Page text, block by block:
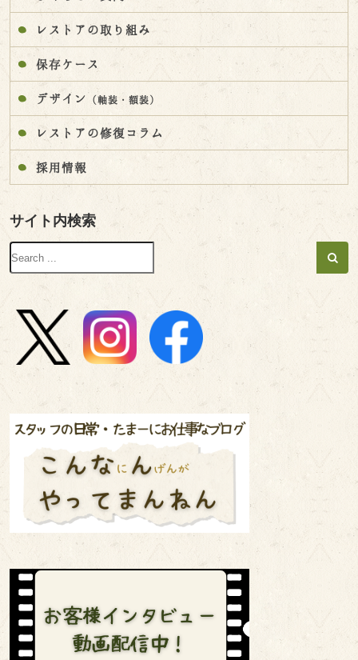
レストアの取り組み
保存ケース
デザイン （軸装・額装）
レストアの修復コラム
採用情報
サイト内検索